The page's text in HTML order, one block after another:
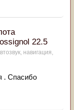
22.5
навигация,
. Спасибо